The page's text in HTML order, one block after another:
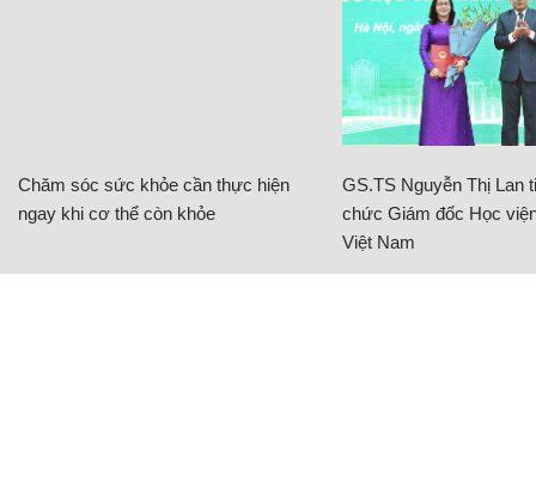
Chăm sóc sức khỏe cần thực hiện
ngay khi cơ thể còn khỏe
GS.TS Nguyễn Thị Lan
chức Giám đốc Học
Việt Nam